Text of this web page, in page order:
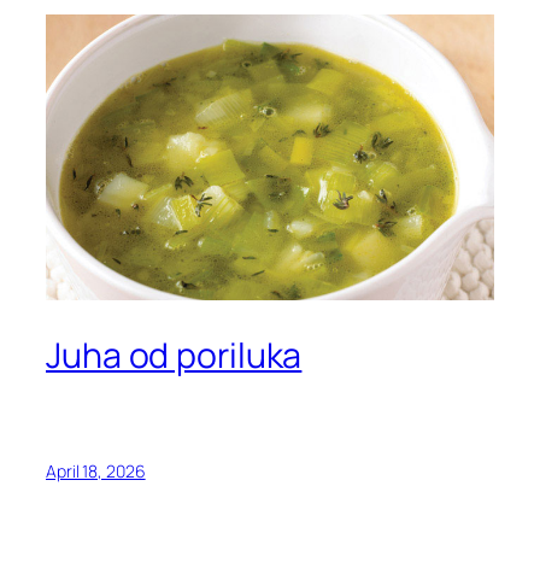
Juha od poriluka
April 18, 2026